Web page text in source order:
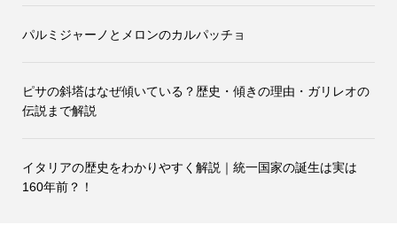
パルミジャーノとメロンのカルパッチョ
ピサの斜塔はなぜ傾いている？歴史・傾きの理由・ガリレオの
伝説まで解説
イタリアの歴史をわかりやすく解説｜統一国家の誕生は実は
160年前？！